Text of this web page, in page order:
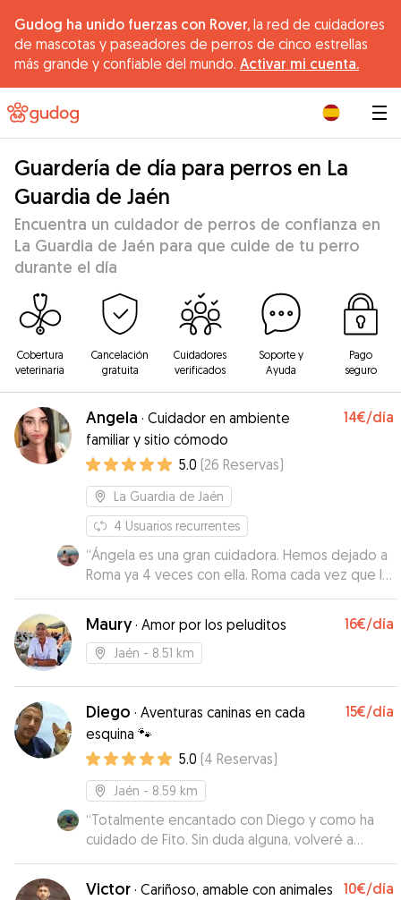
Gudog ha unido fuerzas con Rover, la red de cuidadores
de mascotas y paseadores de perros de cinco estrellas
más grande y confiable del mundo. Activar mi cuenta.
Guardería de día para perros en La
Guardia de Jaén
Encuentra un cuidador de perros de confianza en
La Guardia de Jaén para que cuide de tu perro
durante el día
Cobertura
veterinaria
Cancelación
gratuita
Cuidadores
verificados
Soporte y
Ayuda
Pago
seguro
Angela · Cuidador en ambiente
familiar y sitio cómodo
14€/día
5.0 (26 Reservas)
La Guardia de Jaén
4 Usuarios recurrentes
“Ángela es una gran cuidadora. Hemos dejado a
Roma ya 4 veces con ella. Roma cada vez que la
ve se emociona mucho, lo que demuestra el
cariño y la atención que recibe. Se nota que a
Ángela le gustan los animales y los cuida muy
bien.”
Maury· Amor por los peluditos 16€/día
Jaén - 8.51 km
Diego · Aventuras caninas en cada
esquina 🐾
15€/día
5.0 (4 Reservas)
Jaén - 8.59 km
“Totalmente encantado con Diego y como ha
cuidado de Fito. Sin duda alguna, volveré a
repetir”
Victor · Cariñoso, amable con animales 10€/día